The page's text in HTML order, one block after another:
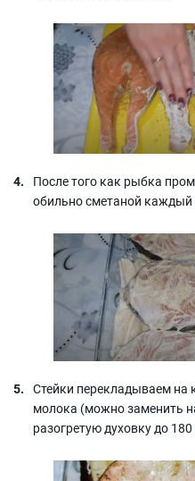
После того как рыбка
обильно сметаной каждый
Стейки перекладываем на
молока (можно заменить
разогретую духовку до